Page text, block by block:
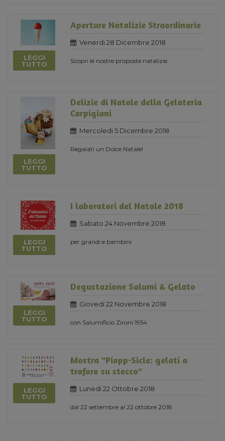
LEGGI
TUTTO
Aperture Natalizie Straordinarie
Venerdi 28 Dicembre 2018
Scopri le nostre proposte natalizie
LEGGI
TUTTO
Delizie di Natale della Gelateria
Carpigiani
Mercoledi 5 Dicembre 2018
Regalati un Dolce Natale!
LEGGI
TUTTO
I laboratori del Natale 2018
Sabato 24 Novembre 2018
per grandi e bambini
LEGGI
TUTTO
Degustazione Salumi & Gelato
Giovedi 22 Novembre 2018
con Salumificio Zironi 1954
LEGGI
TUTTO
Mostra "Piopp-Sicle: gelati a
traforo su stecco"
Lunedi 22 Ottobre 2018
dal 22 settembre al 22 ottobre 2018